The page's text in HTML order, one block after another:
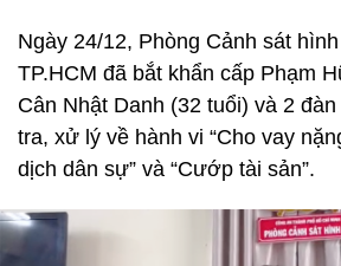
Ngày 24/12, Phòng Cảnh sát
TP.HCM đã bắt khẩn cấp Phạm
Cân Nhật Danh (32 tuổi) và 2
tra, xử lý về hành vi “Cho vay
dịch dân sự” và “Cướp tài sản”.